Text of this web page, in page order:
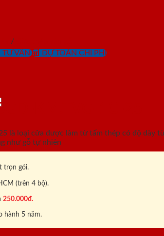
TƯ VẤN DỰ TOÁN CHI PHÍ
/
KM.TVG-1C-25
là loại cửa được làm từ tấm thép có độ dày
như gỗ tự nhiên
trọn gói.
(trên 4 bộ).
250.000đ.
hành 5 năm.